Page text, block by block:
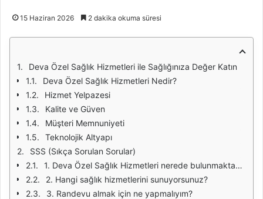
15 Haziran 2026 2 dakika okuma süresi
Deva Özel Sağlık Hizmetleri ile Sağlığınıza Değer Katın
Deva Özel Sağlık Hizmetleri Nedir?
Hizmet Yelpazesi
Kalite ve Güven
Müşteri Memnuniyeti
Teknolojik Altyapı
SSS (Sıkça Sorulan Sorular)
1. Deva Özel Sağlık Hizmetleri nerede bulunmaktadır?
2. Hangi sağlık hizmetlerini sunuyorsunuz?
3. Randevu almak için ne yapmalıyım?